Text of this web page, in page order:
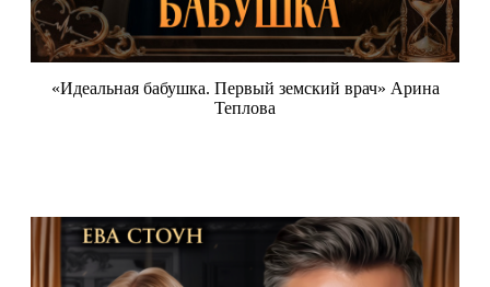
«Идеальная бабушка. Первый земский врач» Арина
Теплова